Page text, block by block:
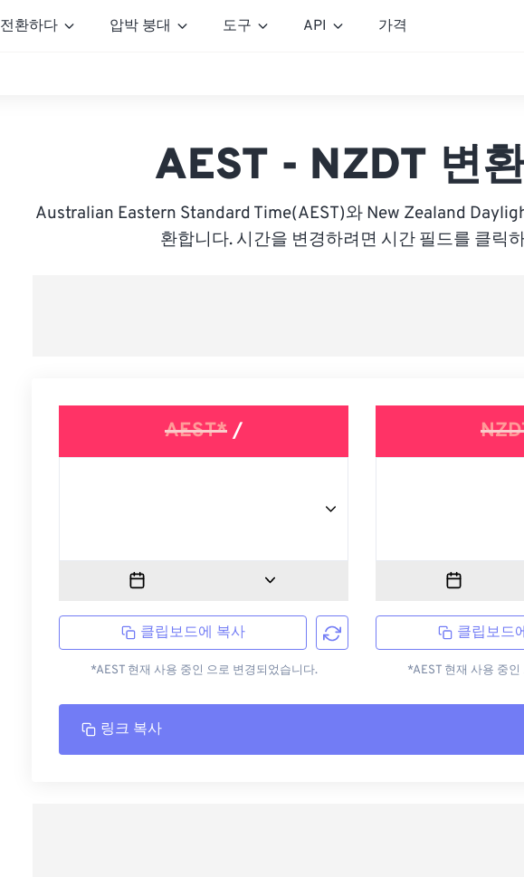
전환하다 압박 붕대 도구 API 가격
AEST - NZDT 변환
Australian Eastern Standard Time(AEST)와 New Zealand
환합니다. 시간을 변경하려면 시간 필드를 클릭
AEST*/
클립보드에 복사
*AEST 현재 사용 중인 으로 변경되었습니다.
클립보드
*AEST 현재 사용 중
링크 복사